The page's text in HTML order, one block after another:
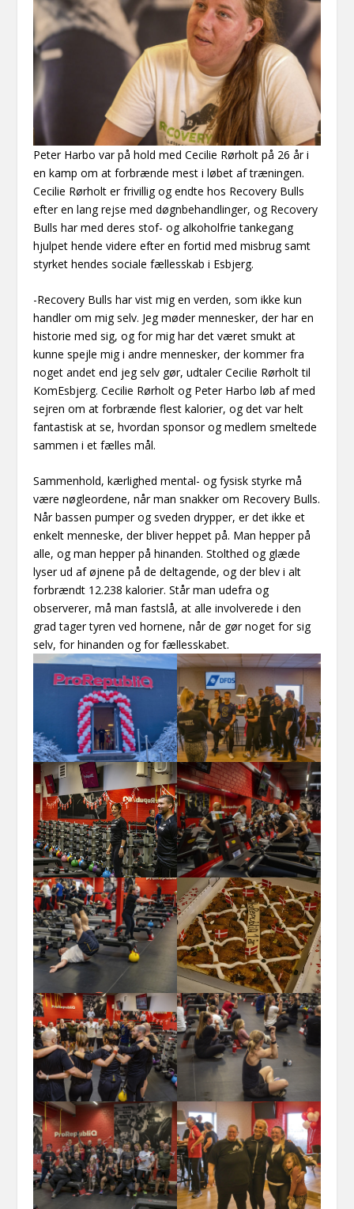
Peter Harbo var på hold med Cecilie Rørholt på 26 år i
en kamp om at forbrænde mest i løbet af træningen.
Cecilie Rørholt er frivillig og endte hos Recovery Bulls
efter en lang rejse med døgnbehandlinger, og Recovery
Bulls har med deres stof- og alkoholfrie tankegang
hjulpet hende videre efter en fortid med misbrug samt
styrket hendes sociale fællesskab i Esbjerg.
-Recovery Bulls har vist mig en verden, som ikke kun
handler om mig selv. Jeg møder mennesker, der har en
historie med sig, og for mig har det været smukt at
kunne spejle mig i andre mennesker, der kommer fra
noget andet end jeg selv gør, udtaler Cecilie Rørholt til
KomEsbjerg. Cecilie Rørholt og Peter Harbo løb af med
sejren om at forbrænde flest kalorier, og det var helt
fantastisk at se, hvordan sponsor og medlem smeltede
sammen i et fælles mål.
Sammenhold, kærlighed mental- og fysisk styrke må
være nøgleordene, når man snakker om Recovery Bulls.
Når bassen pumper og sveden drypper, er det ikke et
enkelt menneske, der bliver heppet på. Man hepper på
alle, og man hepper på hinanden. Stolthed og glæde
lyser ud af øjnene på de deltagende, og der blev i alt
forbrændt 12.238 kalorier. Står man udefra og
observerer, må man fastslå, at alle involverede i den
grad tager tyren ved hornene, når de gør noget for sig
selv, for hinanden og for fællesskabet.